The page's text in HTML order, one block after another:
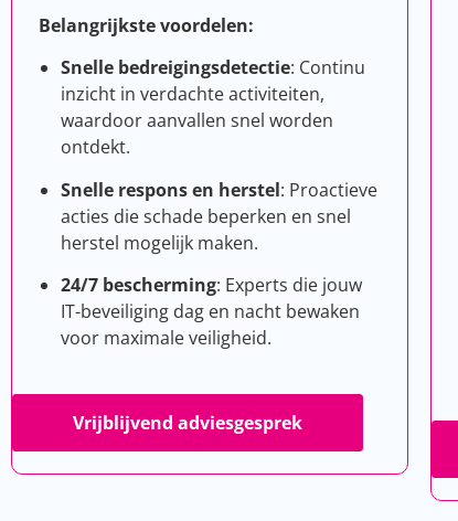
Belangrijkste voordelen:
Snelle bedreigingsdetectie: Continu
inzicht in verdachte activiteiten,
waardoor aanvallen snel worden
ontdekt.
Snelle respons en herstel: Proactieve
acties die schade beperken en snel
herstel mogelijk maken.
24/7 bescherming: Experts die jouw
IT-beveiliging dag en nacht bewaken
voor maximale veiligheid.
Vrijblijvend adviesgesprek